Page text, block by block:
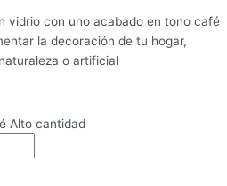
vidrio con uno acabado en tono café
la decoración de tu hogar,
o artificial
Alto cantidad